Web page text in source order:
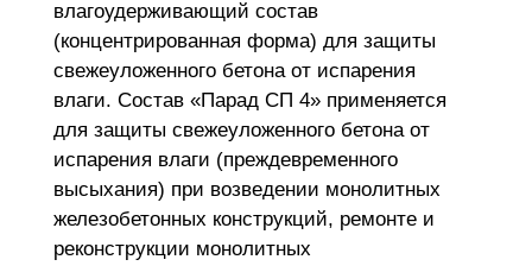
влагоудерживающий состав
(концентрированная форма) для защиты
свежеуложенного бетона от испарения
влаги. Состав «Парад СП 4» применяется
для защиты свежеуложенного бетона от
испарения влаги (преждевременного
высыхания) при возведении монолитных
железобетонных конструкций, ремонте и
реконструкции монолитных